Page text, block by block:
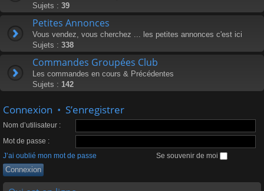
Sujets : 39
Petites Annonces
Vous vendez, vous cherchez ... les petites annonces c'est ici
Sujets : 338
Commandes Groupées Club
Les commandes en cours & Précédentes
Sujets : 142
Connexion • S’enregistrer
Nom d’utilisateur :
Mot de passe :
J’ai oublié mon mot de passe
Se souvenir de moi